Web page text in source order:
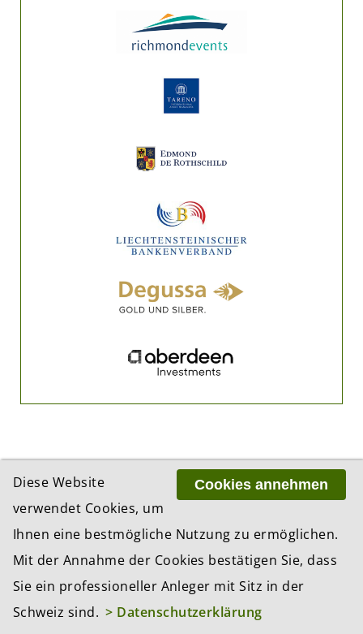
ADRESSE
BCP Business Content Production GmbH
Gotthardstrasse 38
Cookies annehmen
Diese Website
verwendet Cookies, um
Ihnen eine bestmögliche Nutzung zu ermöglichen.
Mit der Annahme der Cookies bestätigen Sie, dass
Sie ein professioneller Anleger mit Sitz in der
Schweiz sind. > Datenschutzerklärung